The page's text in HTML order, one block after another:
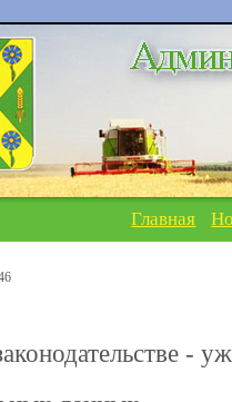
Главная
-